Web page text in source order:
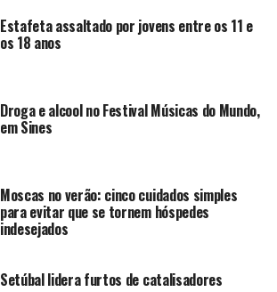
Estafeta assaltado por jovens entre os 11 e
os 18 anos
Droga e alcool no Festival Músicas do Mundo,
em Sines
Moscas no verão: cinco cuidados simples
para evitar que se tornem hóspedes
indesejados
Setúbal lidera furtos de catalisadores